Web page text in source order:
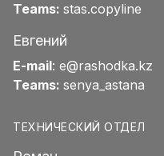
Teams: stas.copyline
Евгений
E-mail: e@rashodka.kz
Teams: senya_astana
ТЕХНИЧЕСКИЙ ОТДЕЛ